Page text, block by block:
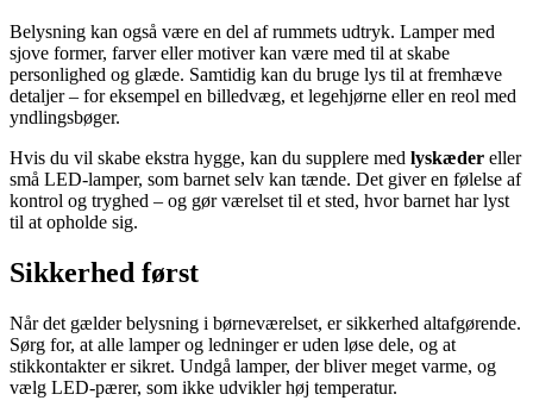
Belysning kan også være en del af rummets udtryk. Lamper med
sjove former, farver eller motiver kan være med til at skabe
personlighed og glæde. Samtidig kan du bruge lys til at fremhæve
detaljer – for eksempel en billedvæg, et legehjørne eller en reol med
yndlingsbøger.
Hvis du vil skabe ekstra hygge, kan du supplere med lyskæder eller
små LED-lamper, som barnet selv kan tænde. Det giver en følelse af
kontrol og tryghed – og gør værelset til et sted, hvor barnet har lyst
til at opholde sig.
Sikkerhed først
Når det gælder belysning i børneværelset, er sikkerhed altafgørende.
Sørg for, at alle lamper og ledninger er uden løse dele, og at
stikkontakter er sikret. Undgå lamper, der bliver meget varme, og
vælg LED-pærer, som ikke udvikler høj temperatur.